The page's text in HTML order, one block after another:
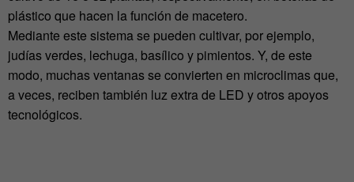
plástico que hacen la función de macetero.
Mediante este sistema se pueden cultivar, por ejemplo,
judías verdes, lechuga, basílico y pimientos. Y, de este
modo, muchas ventanas se convierten en microclimas que,
a veces, reciben también luz extra de LED y otros apoyos
tecnológicos.